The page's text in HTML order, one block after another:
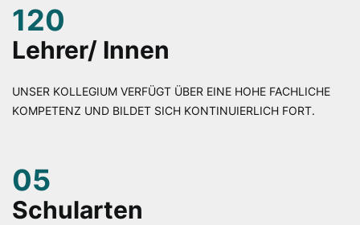
120
Lehrer/ Innen
UNSER KOLLEGIUM VERFÜGT ÜBER EINE HOHE FACHLICHE
KOMPETENZ UND BILDET SICH KONTINUIERLICH FORT.
05
Schularten